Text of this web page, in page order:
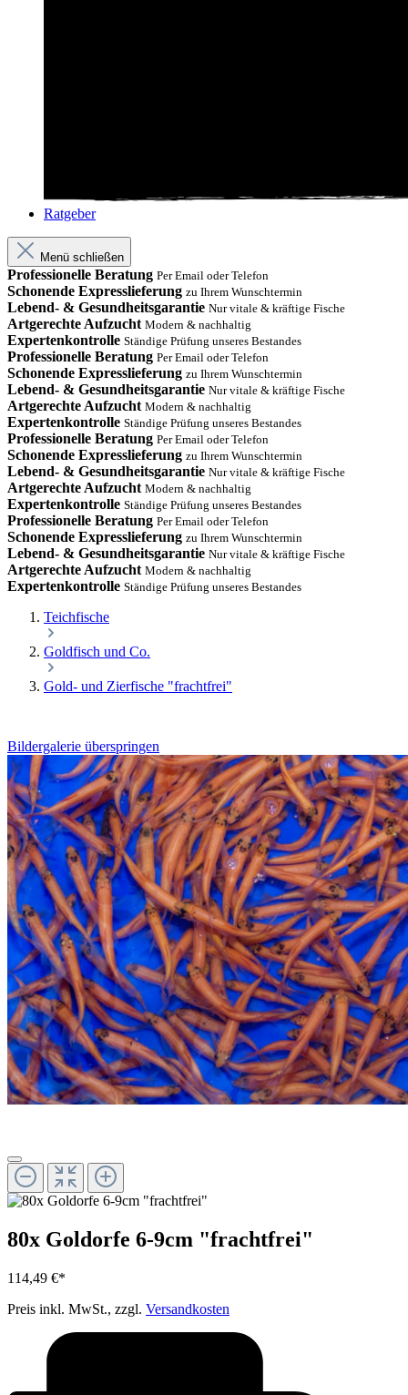
Ratgeber
Menü schließen
Professionelle Beratung Per Email oder Telefon
Schonende Expresslieferung zu Ihrem Wunschtermin
Lebend- & Gesundheitsgarantie Nur vitale & kräftige Fische
Artgerechte Aufzucht Modern & nachhaltig
Expertenkontrolle Ständige Prüfung unseres Bestandes
Professionelle Beratung Per Email oder Telefon
Schonende Expresslieferung zu Ihrem Wunschtermin
Lebend- & Gesundheitsgarantie Nur vitale & kräftige Fische
Artgerechte Aufzucht Modern & nachhaltig
Expertenkontrolle Ständige Prüfung unseres Bestandes
Professionelle Beratung Per Email oder Telefon
Schonende Expresslieferung zu Ihrem Wunschtermin
Lebend- & Gesundheitsgarantie Nur vitale & kräftige Fische
Artgerechte Aufzucht Modern & nachhaltig
Expertenkontrolle Ständige Prüfung unseres Bestandes
Professionelle Beratung Per Email oder Telefon
Schonende Expresslieferung zu Ihrem Wunschtermin
Lebend- & Gesundheitsgarantie Nur vitale & kräftige Fische
Artgerechte Aufzucht Modern & nachhaltig
Expertenkontrolle Ständige Prüfung unseres Bestandes
Teichfische
Goldfisch und Co.
Gold- und Zierfische "frachtfrei"
Bildergalerie überspringen
80x Goldorfe 6-9cm "frachtfrei"
114,49 €*
Preis inkl. MwSt., zzgl. Versandkosten